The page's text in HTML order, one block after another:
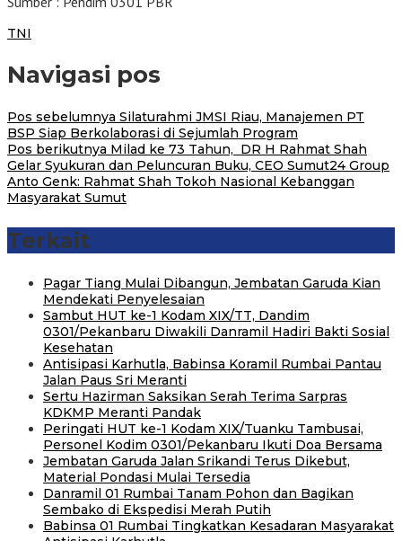
TNI
Navigasi pos
Pos sebelumnya Silaturahmi JMSI Riau, Manajemen PT
BSP Siap Berkolaborasi di Sejumlah Program
Pos berikutnya Milad ke 73 Tahun, DR H Rahmat Shah
Gelar Syukuran dan Peluncuran Buku, CEO Sumut24 Group
Anto Genk: Rahmat Shah Tokoh Nasional Kebanggan
Masyarakat Sumut
Terkait
Pagar Tiang Mulai Dibangun, Jembatan Garuda Kian
Mendekati Penyelesaian
Sambut HUT ke-1 Kodam XIX/TT, Dandim
0301/Pekanbaru Diwakili Danramil Hadiri Bakti Sosial
Kesehatan
Antisipasi Karhutla, Babinsa Koramil Rumbai Pantau
Jalan Paus Sri Meranti
Sertu Hazirman Saksikan Serah Terima Sarpras
KDKMP Meranti Pandak
Peringati HUT ke-1 Kodam XIX/Tuanku Tambusai,
Personel Kodim 0301/Pekanbaru Ikuti Doa Bersama
Jembatan Garuda Jalan Srikandi Terus Dikebut,
Material Pondasi Mulai Tersedia
Danramil 01 Rumbai Tanam Pohon dan Bagikan
Sembako di Ekspedisi Merah Putih
Babinsa 01 Rumbai Tingkatkan Kesadaran Masyarakat